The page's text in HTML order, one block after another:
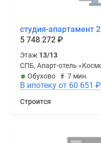
студия-апартамент
5 748 272 ₽
Этаж 13/13
СПБ, Апарт-отель
Обухово
7 мин.
В ипотеку от 60 651 ₽
Строится